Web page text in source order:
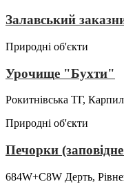
Залавський
Природні об'єкти
Урочище "Бухти"
Рокитнівська ТГ,
Природні об'єкти
Печорки
684W+C8W Дерть,